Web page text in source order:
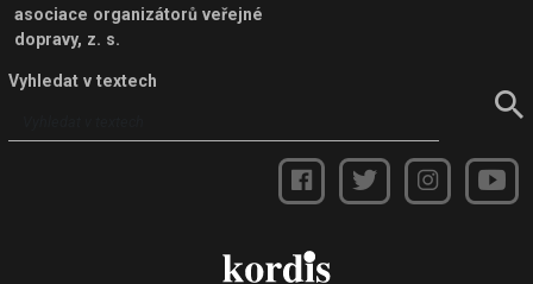
asociace organizátorů veřejné
dopravy, z. s.
Vyhledat v textech